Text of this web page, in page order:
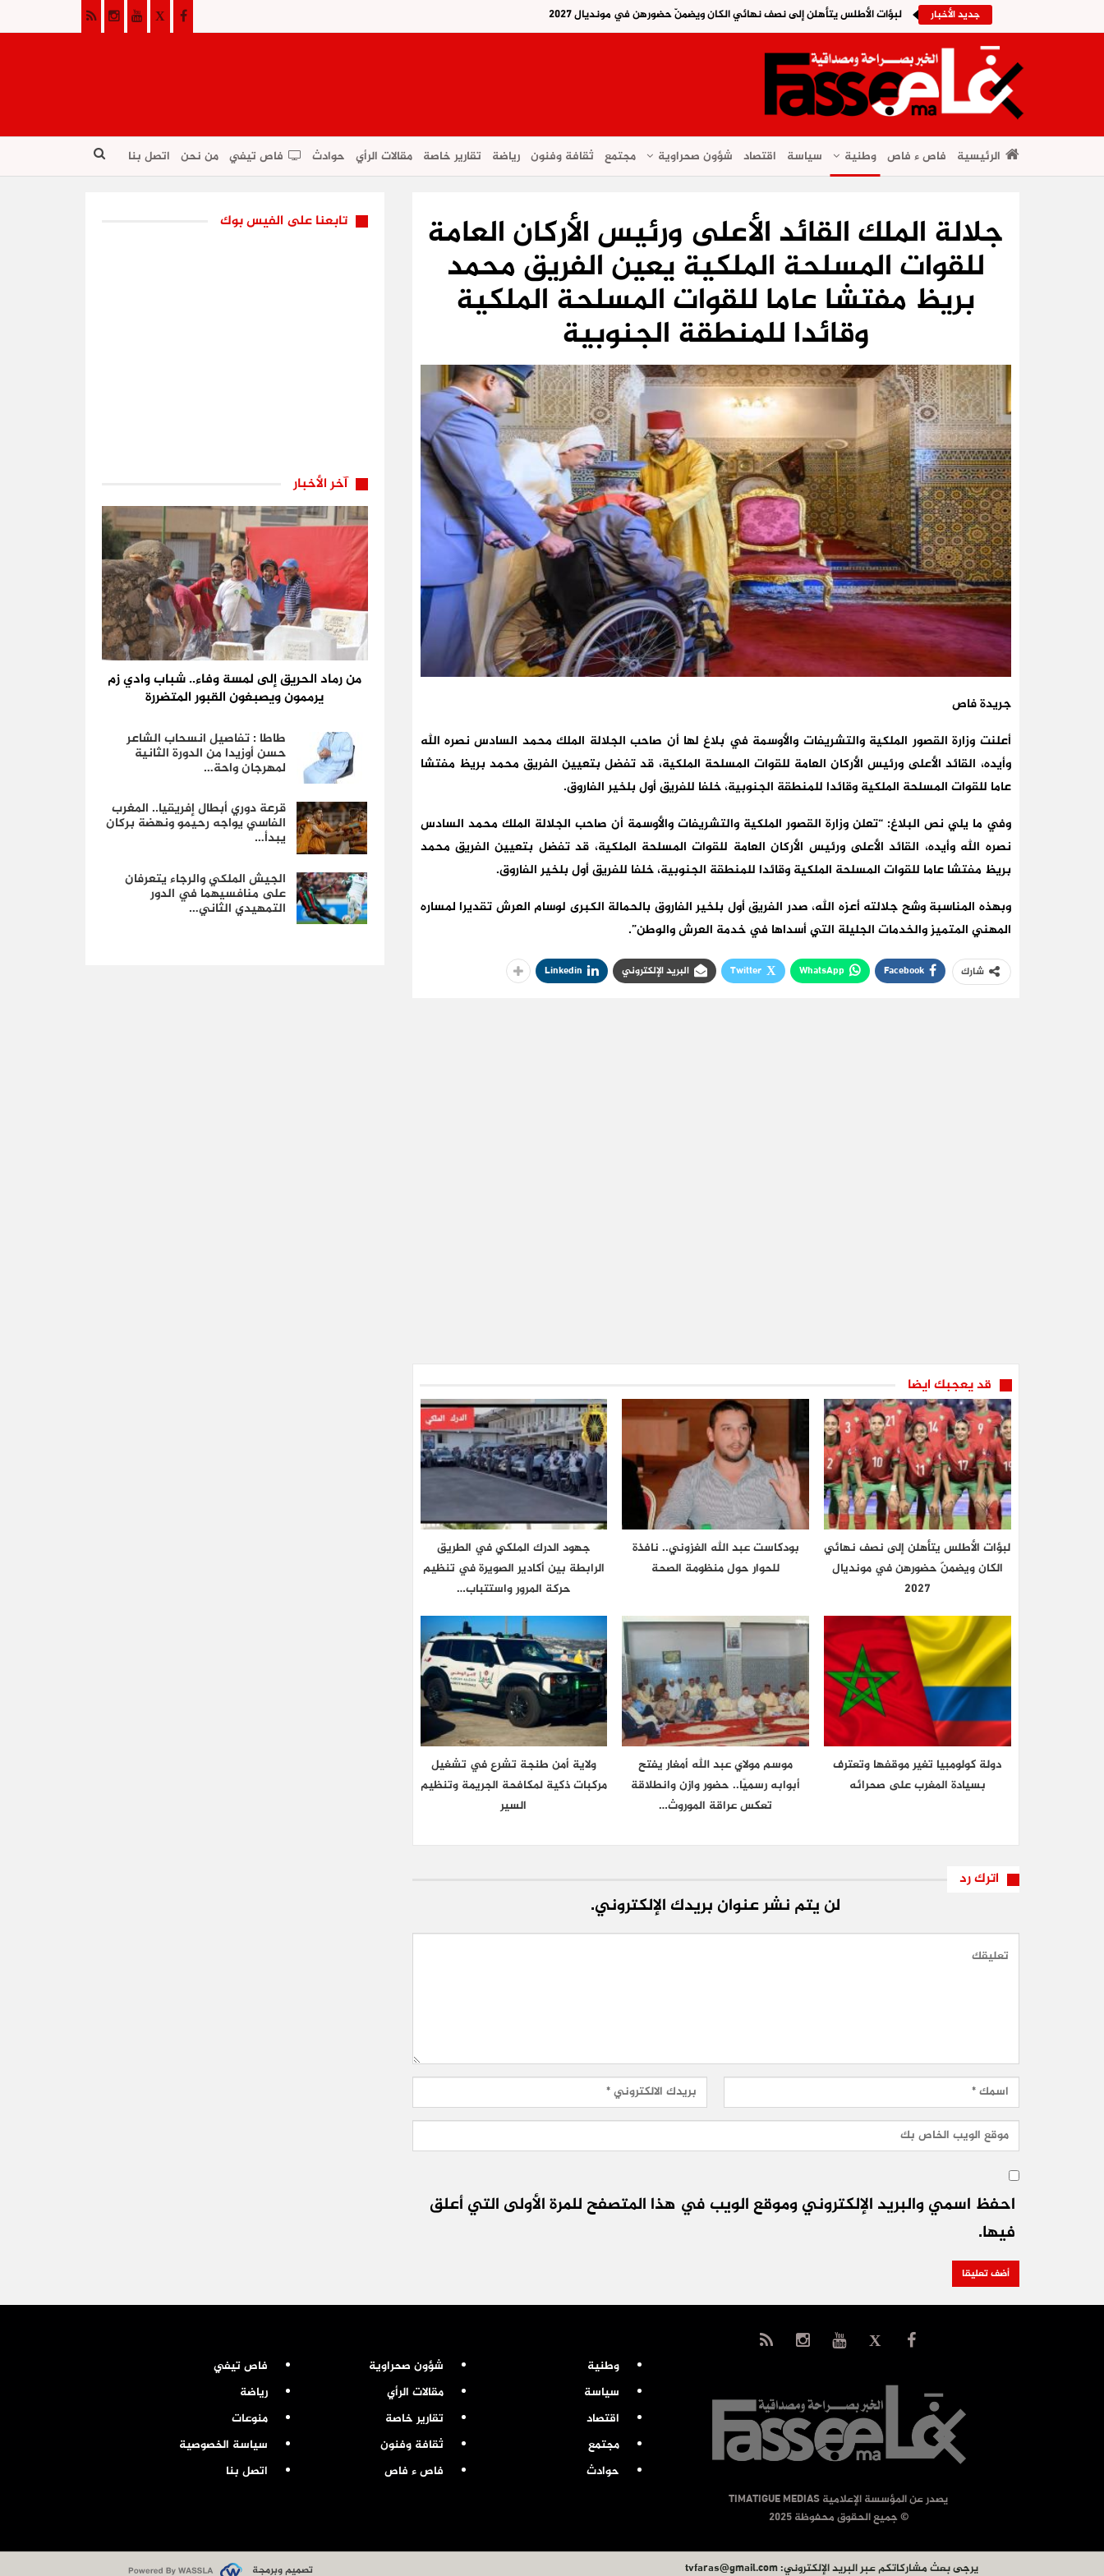
جديد الأخبار لبؤات الأطلس يتأهلن إلى نصف نهائي الكان ويضمنّ حضورهن في مونديال 2027
الرئيسية فاص ء فاص وطنية سياسة اقتصاد شؤون صحراوية مجتمع ثقافة وفنون رياضة تقارير خاصة مقالات الرأي حوادث فاص تيفي من نحن اتصل بنا
جلالة الملك القائد الأعلى ورئيس الأركان العامة
للقوات المسلحة الملكية يعين الفريق محمد
بريظ مفتشا عاما للقوات المسلحة الملكية
وقائدا للمنطقة الجنوبية
جريدة فاص
أعلنت وزارة القصور الملكية والتشريفات والأوسمة في بلاغ لها أن صاحب الجلالة الملك محمد السادس نصره الله
وأيده، القائد الأعلى ورئيس الأركان العامة للقوات المسلحة الملكية، قد تفضل بتعيين الفريق محمد بريظ مفتشا
عاما للقوات المسلحة الملكية وقائدا للمنطقة الجنوبية، خلفا للفريق أول بلخير الفاروق.
وفي ما يلي نص البلاغ: “تعلن وزارة القصور الملكية والتشريفات والأوسمة أن صاحب الجلالة الملك محمد السادس
نصره الله وأيده، القائد الأعلى ورئيس الأركان العامة للقوات المسلحة الملكية، قد تفضل بتعيين الفريق محمد
بريظ مفتشا عاما للقوات المسلحة الملكية وقائدا للمنطقة الجنوبية، خلفا للفريق أول بلخير الفاروق.
وبهذه المناسبة وشح جلالته أعزه الله، صدر الفريق أول بلخير الفاروق بالحمالة الكبرى لوسام العرش تقديرا لمساره
المهني المتميز والخدمات الجليلة التي أسداها في خدمة العرش والوطن”.
شارك Facebook
WhatsApp
Twitter البريد الإلكتروني Linkedin
قد يعجبك ايضا
لبؤات الأطلس يتأهلن إلى نصف نهائي
الكان ويضمنّ حضورهن في مونديال
2027
بودكاست عبد الله الغزوني.. نافذة
للحوار حول منظومة الصحة
جهود الدرك الملكي في الطريق
الرابطة بين أكادير الصويرة في تنظيم
حركة المرور واستتباب…
دولة كولومبيا تغير موقفها وتعترف
بسيادة المغرب على صحرائه
موسم مولاي عبد الله أمغار يفتح
أبوابه رسميًا.. حضور وازن وانطلاقة
تعكس عراقة الموروث…
ولاية أمن طنجة تشرع في تشغيل
مركبات ذكية لمكافحة الجريمة وتنظيم
السير
اترك رد
لن يتم نشر عنوان بريدك الإلكتروني.
احفظ اسمي والبريد الإلكتروني وموقع الويب في هذا المتصفح للمرة الأولى التي أعلق
فيها.
تابعنا على الفيس بوك
آخر الأخبار
من رماد الحريق إلى لمسة وفاء.. شباب وادي زم
يرممون ويصبغون القبور المتضررة
طاطا : تفاصيل انسحاب الشاعر
حسن أوزيدا من الدورة الثانية
لمهرجان واحة…
قرعة دوري أبطال إفريقيا.. المغرب
الفاسي يواجه رحيمو ونهضة بركان
يبدأ…
الجيش الملكي والرجاء يتعرفان
على منافسيهما في الدور
التمهيدي الثاني…
يصدر عن المؤسسة الإعلامية TIMATIGUE MEDIAS
© جميع الحقوق محفوظة 2025
وطنية
سياسة
اقتصاد
مجتمع
حوادث
شؤون صحراوية
مقالات الرأي
تقارير خاصة
ثقافة وفنون
فاص ء فاص
فاص تيفي
رياضة
منوعات
سياسة الخصوصية
اتصل بنا
يرجى بعث مشاركاتكم عبر البريد الإلكتروني:tvfaras@gmail.com تصميم وبرمجة